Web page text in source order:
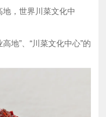
地，世界川菜文化中
地”、“川菜文化中心”的